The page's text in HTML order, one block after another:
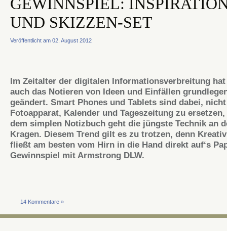
UND SKIZZEN-SET
Veröffentlicht am 02. August 2012
Im Zeitalter der digitalen Informationsverbreitung
auch das Notieren von Ideen und Einfällen
geändert. Smart Phones und Tablets sind dabei,
Fotoapparat, Kalender und Tageszeitung zu ersetzen,
dem simplen Notizbuch geht die jüngste Technik an
Kragen. Diesem Trend gilt es zu trotzen, denn
fließt am besten vom Hirn in die Hand direkt auf‘s
Gewinnspiel mit Armstrong DLW.
14 Kommentare »